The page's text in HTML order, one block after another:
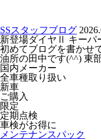
SSスタッフブログ
新登場ダイヤⅡ キーパ
初めてブログを書かせ
油所の田中です(^^) 東
国内メーカー
全車種取り扱い
新車
ご購入
限定
定期点検
車検がお得に
メンテナンスパック